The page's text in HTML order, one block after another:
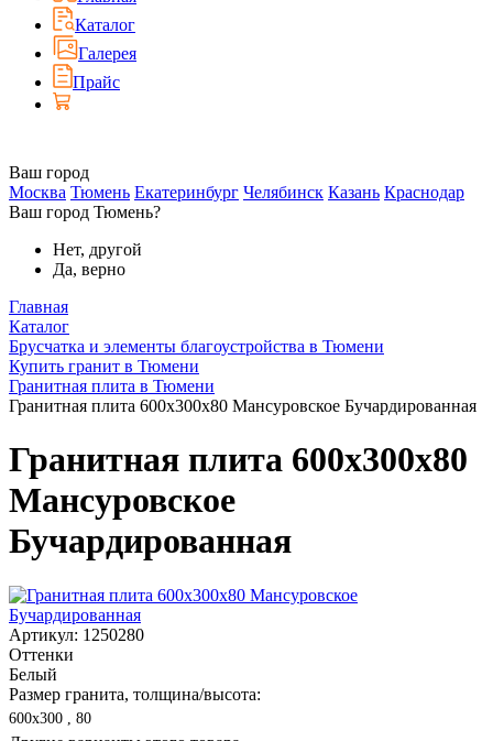
Каталог
Галерея
Прайс
Ваш город
Москва Тюмень Екатеринбург Челябинск Казань Краснодар
Ваш город Тюмень?
Нет, другой
Да, верно
Главная
Каталог
Брусчатка и элементы благоустройства в Тюмени
Купить гранит в Тюмени
Гранитная плита в Тюмени
Гранитная плита 600х300x80 Мансуровское Бучардированная
Гранитная плита 600х300x80
Мансуровское
Бучардированная
Артикул: 1250280
Оттенки
Белый
Размер гранита, толщина/высота:
600х300 , 80